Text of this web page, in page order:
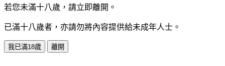
若您未滿十八歲，請立即離開。
已滿十八歲者，亦請勿將內容提供給未成年人士。
我已滿18歲 離開